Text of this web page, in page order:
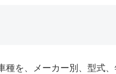
を、メーカー別、型式